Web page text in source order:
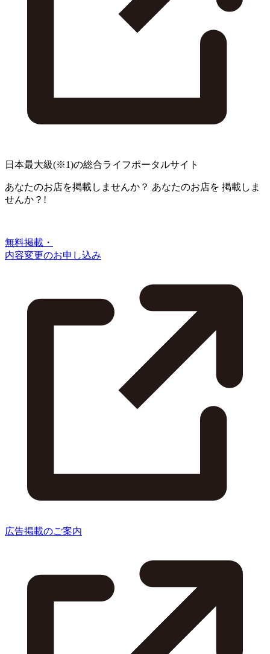
日本最大級(※1)の総合ライフポータルサイト
あなたのお店を掲載しませんか？ あなたのお店を 掲載しま
せんか？!
無料掲載・
内容変更のお申し込み
広告掲載のご案内